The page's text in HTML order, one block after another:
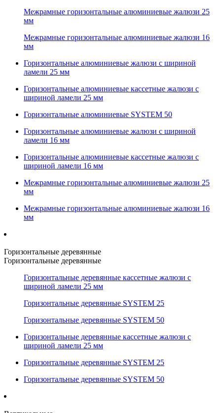
Межрамные горизонтальные алюминиевые жалюзи 25
мм
Межрамные горизонтальные алюминиевые жалюзи 16
мм
Горизонтальные алюминиевые жалюзи с шириной
ламели 25 мм
Горизонтальные алюминиевые кассетные жалюзи с
шириной ламели 25 мм
Горизонтальные алюминиевые SYSTEM 50
Горизонтальные алюминиевые жалюзи с шириной
ламели 16 мм
Горизонтальные алюминиевые кассетные жалюзи с
шириной ламели 16 мм
Межрамные горизонтальные алюминиевые жалюзи 25
мм
Межрамные горизонтальные алюминиевые жалюзи 16
мм
Горизонтальные деревянные
Горизонтальные деревянные
Горизонтальные деревянные кассетные жалюзи с
шириной ламели 25 мм
Горизонтальные деревянные SYSTEM 25
Горизонтальные деревянные SYSTEM 50
Горизонтальные деревянные кассетные жалюзи с
шириной ламели 25 мм
Горизонтальные деревянные SYSTEM 25
Горизонтальные деревянные SYSTEM 50